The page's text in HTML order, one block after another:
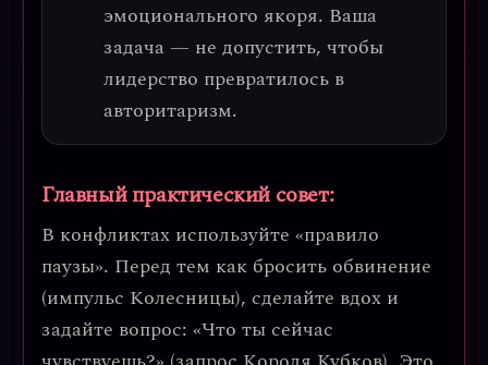
эмоционального якоря. Ваша
задача — не допустить, чтобы
лидерство превратилось в
авторитаризм.
Главный практический совет:
В конфликтах используйте «правило
паузы». Перед тем как бросить обвинение
(импульс Колесницы), сделайте вдох и
задайте вопрос: «Что ты сейчас